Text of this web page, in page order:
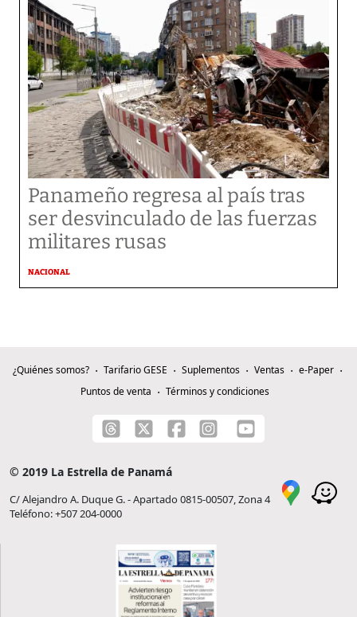
Panameño regresa al país tras
ser desvinculado de las fuerzas
militares rusas
NACIONAL
¿Quiénes somos? Tarifario GESE Suplementos Ventas
e-Paper
Puntos de venta
Términos y condiciones
© 2019 La Estrella de Panamá
C/ Alejandro A. Duque G. - Apartado 0815-00507, Zona 4
Teléfono: +507 204-0000